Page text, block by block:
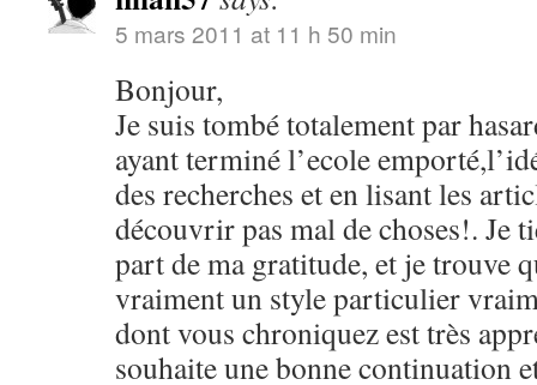
5 mars 2011 at 11 h 50 min
Bonjour,
Je suis tombé totalement par
ayant terminé l’ecole
des recherches et en lisant les
découvrir pas mal de choses!. Je
part de ma gratitude, et je trouve
vraiment un style particulier
dont vous chroniquez est très
souhaite une bonne continuation